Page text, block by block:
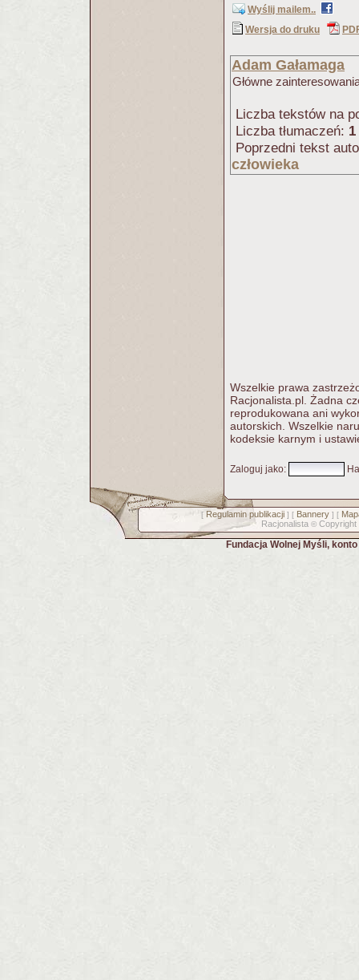
Wyślij mailem..
Wersja do druku
Adam Gałamaga
Główne
Liczba tekstów na
Liczba tłumaczeń: 1
Poprzedni tekst
człowieka
Wszelkie prawa
Racjonalista.pl. Żadna
reprodukowana ani
autorskich. Wszelkie
kodeksie karnym i
Zaloguj jako:
[ Regulamin publikacji] [ Bannery] [
Racjonalista © Copyright
Fundacja Wolnej Myśli,